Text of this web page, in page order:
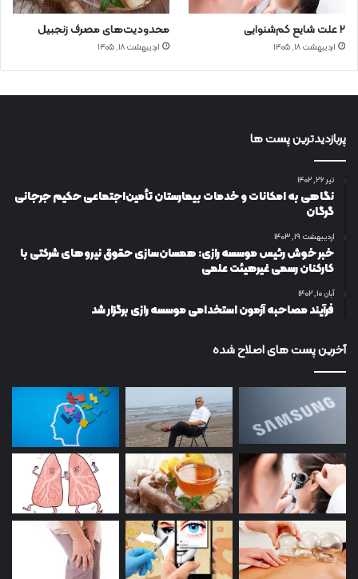
۲ علت شایع‌ کم‌شنوایی
اردیبهشت ۱۸, ۱۴۰۵
محدودیت‌های مصرف زنجبیل
اردیبهشت ۱۸, ۱۴۰۵
پربازدیدترین پست ها
تیر ۲۶, ۱۴۰۲
نگاهی به امکانات و خدمات بیمارستان تأمین‌اجتماعی حکیم جرجانی
گرگان
اردیبهشت ۱۹, ۱۴۰۳
خبر خوش رئیس موسسه رازی: همسان‌سازی حقوق نیروهای شرکتی با
کارکنان رسمی غیرهیئت علمی
آبان ۱۰, ۱۴۰۲
فرآیند مصاحبه آزمون استخدامی موسسه رازی برگزار شد
آخرین پست های اصلاح شده